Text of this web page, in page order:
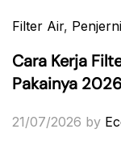
Filter Air,
Cara Kerja
Pakainya 2026
21/07/2026 by